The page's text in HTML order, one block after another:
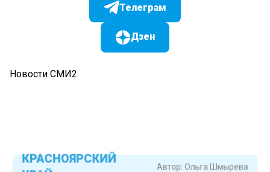
Телеграм
Дзен
Новости СМИ2
КРАЙ